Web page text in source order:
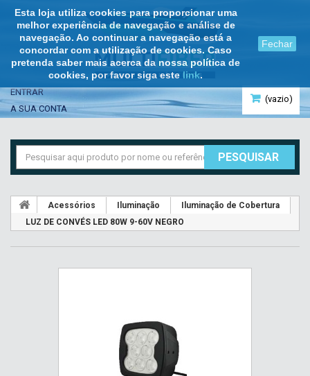
Esta loja utiliza cookies para proporcionar uma
melhor experiência de navegação e análise de
navegação. Ao continuar a navegação está a
concordar com a utilização de cookies. Caso
pretenda saber mais acerca da nossa política de
cookies, por favor siga este link.
Fechar
(vazio)
ENTRAR
A SUA CONTA
PESQUISAR
Acessórios Iluminação
Iluminação de Cobertura
LUZ DE CONVÉS LED 80W 9-60V NEGRO